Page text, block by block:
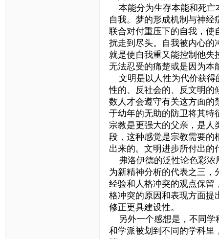
本能分为生存本能和死亡
自我。梦的形成机制与神
联合对付重压下的自我，使
扰走到尽头。自我被内心的
就是使自我重又能控制他失
无法忍受的痛楚或是因为本
文明是以人性为代价获得
性的、反社会的、反文明的
数人才会遵守有关这方面的
于幼年的无助的防卫将其特
宗教是更强大的父亲，是人
段，这种感觉是宗教需要的
出来的。文明进步所付出的
弗洛伊德的泛性论色彩浓
为新精神分析的代表之三，
经验和人格冲突的观点保留
格冲突的原因和表现方面提
修正更具建设性。
另外一个感想是，不同学
和学派被划到不同的学科里